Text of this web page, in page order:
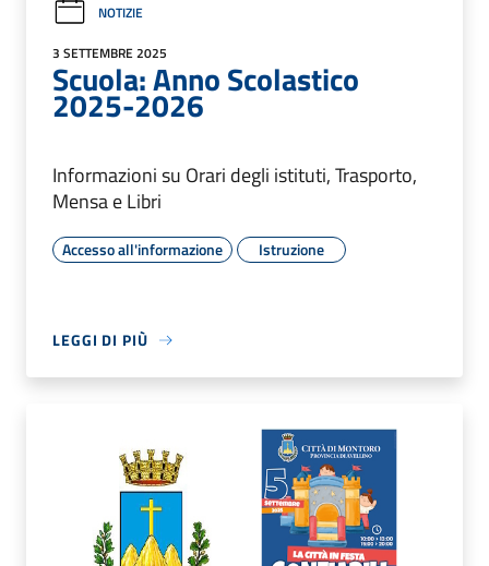
NOTIZIE
3 SETTEMBRE 2025
Scuola: Anno Scolastico
2025-2026
Informazioni su Orari degli istituti, Trasporto,
Mensa e Libri
Accesso all'informazione Istruzione
LEGGI DI PIÙ